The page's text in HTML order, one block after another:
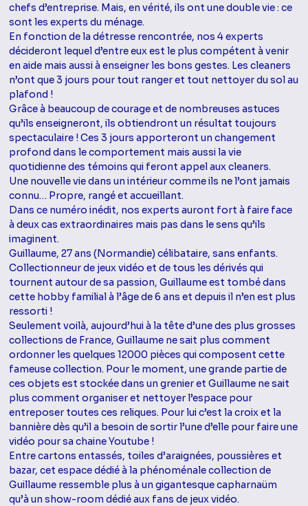
chefs d’entreprise. Mais, en vérité, ils ont une double vie : ce
sont les experts du ménage.
En fonction de la détresse rencontrée, nos 4 experts
décideront lequel d’entre eux est le plus compétent à venir
en aide mais aussi à enseigner les bons gestes. Les cleaners
n’ont que 3 jours pour tout ranger et tout nettoyer du sol au
plafond !
Grâce à beaucoup de courage et de nombreuses astuces
qu’ils enseigneront, ils obtiendront un résultat toujours
spectaculaire ! Ces 3 jours apporteront un changement
profond dans le comportement mais aussi la vie
quotidienne des témoins qui feront appel aux cleaners.
Une nouvelle vie dans un intérieur comme ils ne l’ont jamais
connu… Propre, rangé et accueillant.
Dans ce numéro inédit, nos experts auront fort à faire face
à deux cas extraordinaires mais pas dans le sens qu’ils
imaginent.
Guillaume, 27 ans (Normandie) célibataire, sans enfants.
Collectionneur de jeux vidéo et de tous les dérivés qui
tournent autour de sa passion, Guillaume est tombé dans
cette hobby familial à l’âge de 6 ans et depuis il n’en est plus
ressorti !
Seulement voilà, aujourd’hui à la tête d’une des plus grosses
collections de France, Guillaume ne sait plus comment
ordonner les quelques 12000 pièces qui composent cette
fameuse collection. Pour le moment, une grande partie de
ces objets est stockée dans un grenier et Guillaume ne sait
plus comment organiser et nettoyer l’espace pour
entreposer toutes ces reliques. Pour lui c’est la croix et la
bannière dès qu’il a besoin de sortir l’une d’elle pour faire une
vidéo pour sa chaine Youtube !
Entre cartons entassés, toiles d’araignées, poussières et
bazar, cet espace dédié à la phénoménale collection de
Guillaume ressemble plus à un gigantesque capharnaüm
qu’à un show-room dédié aux fans de jeux vidéo.